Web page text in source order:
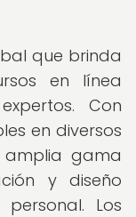
que brinda
en línea
Con
en diversos
gama
y diseño
Los